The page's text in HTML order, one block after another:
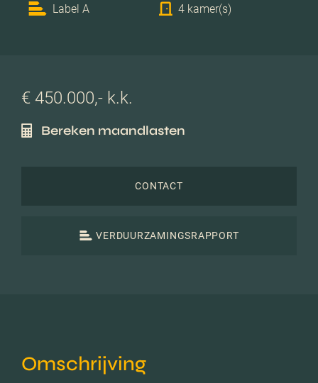
Label A 4 kamer(s)
€ 450.000,- k.k.
Bereken maandlasten
CONTACT
VERDUURZAMINGSRAPPORT
Omschrijving